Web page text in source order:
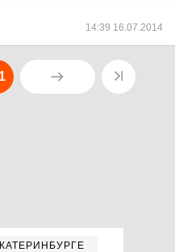
14:39 16.07.2014